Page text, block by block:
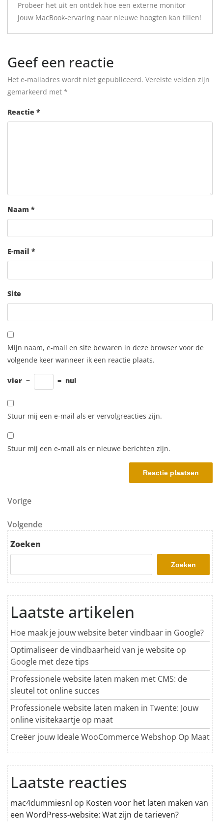
Probeer het uit en ontdek hoe een externe monitor
jouw MacBook-ervaring naar nieuwe hoogten kan tillen!
Geef een reactie
Het e-mailadres wordt niet gepubliceerd. Vereiste velden zijn
gemarkeerd met *
Reactie *
Naam *
E-mail *
Site
Mijn naam, e-mail en site bewaren in deze browser voor de
volgende keer wanneer ik een reactie plaats.
vier − = nul
Stuur mij een e-mail als er vervolgreacties zijn.
Stuur mij een e-mail als er nieuwe berichten zijn.
Berichtnavigatie
Vorig bericht
Vorige
Volgend bericht
Volgende
Zoeken
Zoeken
Laatste artikelen
Hoe maak je jouw website beter vindbaar in Google?
Optimaliseer de vindbaarheid van je website op
Google met deze tips
Professionele website laten maken met CMS: de
sleutel tot online succes
Professionele website laten maken in Twente: Jouw
online visitekaartje op maat
Creëer jouw Ideale WooCommerce Webshop Op Maat
Laatste reacties
mac4dummiesnl op Kosten voor het laten maken van
een WordPress-website: Wat zijn de tarieven?